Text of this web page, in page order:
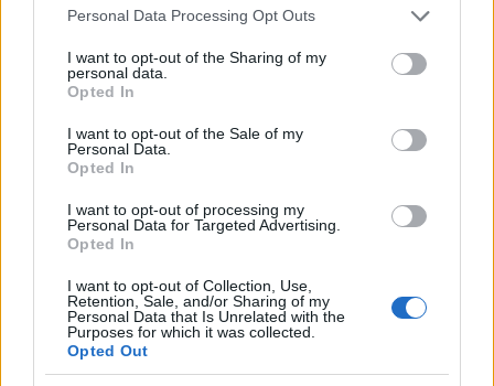
Please note that this website/app uses one or more Google
not limited to your visit or usage behaviour. You may click to
grant or deny consent to Google and its third-party tags to
use your data for below specified purposes in below Google
consent section.
Personal Data Processing Opt Outs
I want to opt-out of the Sharing of my
personal data.
Opted In
I want to opt-out of the Sale of my
Personal Data.
Opted In
I want to opt-out of processing my
Personal Data for Targeted Advertising.
Opted In
I want to opt-out of Collection, Use,
Retention, Sale, and/or Sharing of my
Personal Data that Is Unrelated with the
Purposes for which it was collected.
Opted Out